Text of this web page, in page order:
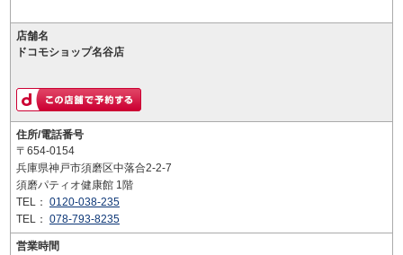
店舗名
ドコモショップ名谷店
住所/電話番号
〒654-0154
兵庫県神戸市須磨区中落合2-2-7
須磨パティオ健康館 1階
TEL： 0120-038-235
TEL： 078-793-8235
営業時間